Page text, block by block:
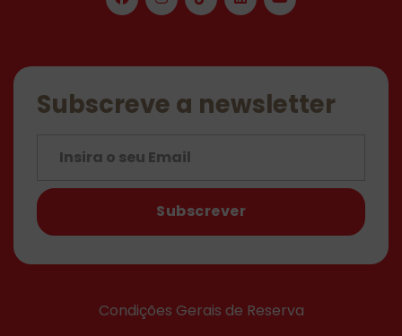
Subscreve a newsletter
Subscrever
Condições Gerais de Reserva